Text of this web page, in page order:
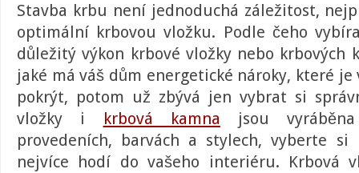
Stavba krbu není jednoduchá záležitost,
optimální krbovou vložku. Podle čeho
důležitý výkon krbové vložkynebo krbových
jaké má váš dům energetické nároky, které
pokrýt, potom už zbývá jen vybrat si
vložky i
krbová kamna jsou
provedeních, barvách a stylech, vyberte
nejvíce hodí do vašeho interiéru. Krbová